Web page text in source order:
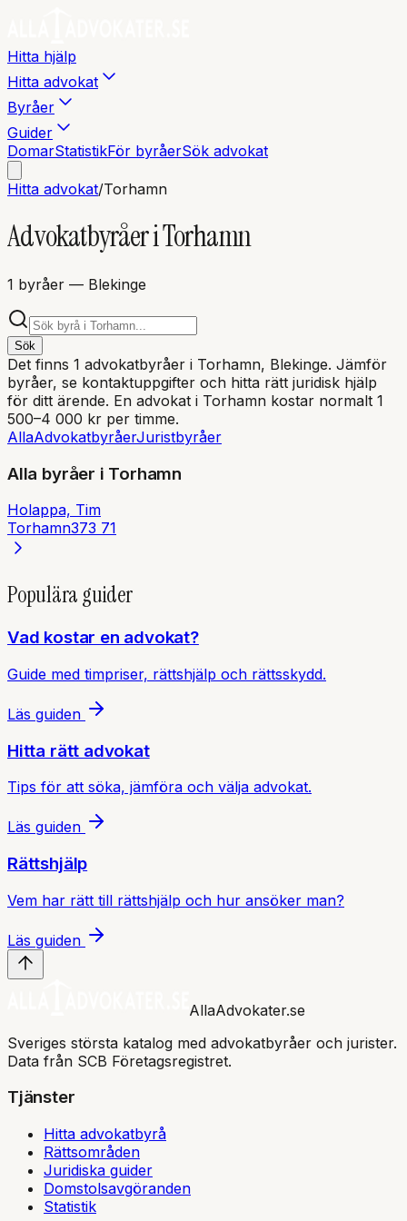
Hitta hjälp
Hitta advokat
Byråer
Guider
DomarStatistikFör byråerSök advokat
Hitta advokat/Torhamn
Advokatbyråer iTorhamn
1 byråer — Blekinge
Sök
Det finns 1 advokatbyråer i Torhamn, Blekinge. Jämför
byråer, se kontaktuppgifter och hitta rätt juridisk hjälp
för ditt ärende. En advokat i Torhamn kostar normalt 1
500–4 000 kr per timme.
AllaAdvokatbyråerJuristbyråer
Alla byråer i Torhamn
Holappa, Tim
Torhamn373 71
Populära guider
Vad kostar en advokat?
Guide med timpriser, rättshjälp och rättsskydd.
Läs guiden
Hitta rätt advokat
Tips för att söka, jämföra och välja advokat.
Läs guiden
Rättshjälp
Vem har rätt till rättshjälp och hur ansöker man?
Läs guiden
AllaAdvokater.se
Sveriges största katalog med advokatbyråer och jurister.
Data från SCB Företagsregistret.
Tjänster
Hitta advokatbyrå
Rättsområden
Juridiska guider
Domstolsavgöranden
Statistik